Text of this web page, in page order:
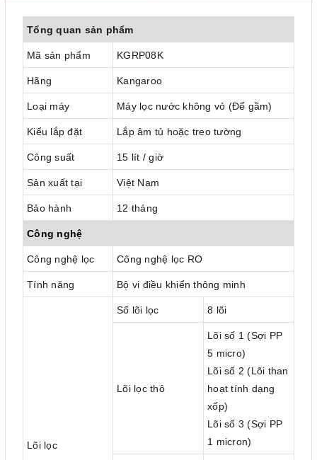
Tổng quan sản phẩm
Mã sản phẩm KGRP08K
Hãng Kangaroo
Loại máy Máy lọc nước không vỏ (Để gầm)
Kiểu lắp đặt Lắp âm tủ hoặc treo tường
Công suất 15 lít / giờ
Sản xuất tại Việt Nam
Bảo hành 12 tháng
Công nghệ
Công nghệ lọc Công nghệ lọc RO
Tính năng Bộ vi điều khiển thông minh
Lõi lọc
Số lõi lọc 8 lõi
Lõi lọc thô
Lõi số 1 (Sợi PP
5 micro)
Lõi số 2 (Lõi than
hoạt tính dạng
xốp)
Lõi số 3 (Sợi PP
1 micron)